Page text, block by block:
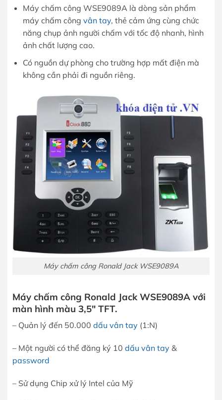
Máy chấm công WSE9089A là dòng sản phẩm
máy chấm công vân tay, thẻ cảm ứng cùng chức
năng chụp ảnh người chấm với tốc độ nhanh, hình
ảnh chất lượng cao.
Có nguồn dự phòng cho trường hợp mất điện mà
không cần phải đi nguồn riêng.
Máy chấm công Ronald Jack WSE9089A
Máy chấm công Ronald Jack WSE9089A với
màn hình màu 3,5″ TFT.
– Quản lý đến 50.000 dấu vân tay (1:N)
– Một người có thể đăng ký 10 dấu vân tay &
password
– Sử dụng Chip xử lý Intel của Mỹ